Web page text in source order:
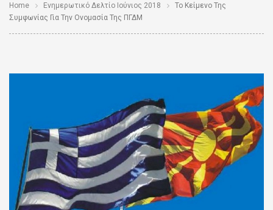
Home Ενημερωτικό Δελτίο Ιούνιος 2018
Το Κείμενο Της
Συμφωνίας Για Την Ονομασία Της ΠΓΔΜ